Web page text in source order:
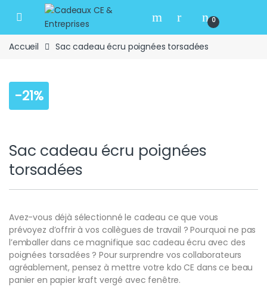
Skip to navigation
Skip to content
Open 0
Accueil Sac cadeau écru poignées torsadées
-21%
Sac cadeau écru poignées
torsadées
Avez-vous déjà sélectionné le cadeau ce que vous
prévoyez d’offrir à vos collègues de travail ? Pourquoi ne pas
l’emballer dans ce magnifique sac cadeau écru avec des
poignées torsadées ? Pour surprendre vos collaborateurs
agréablement, pensez à mettre votre kdo CE dans ce beau
panier en papier kraft vergé avec fenêtre.